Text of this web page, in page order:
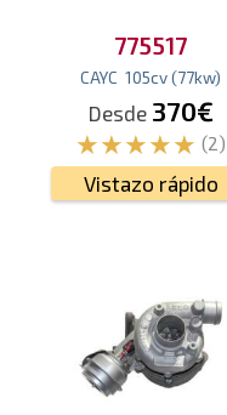
775517
CAYC 105cv(77kw)
Desde 370€
(2)
Vistazo rápido